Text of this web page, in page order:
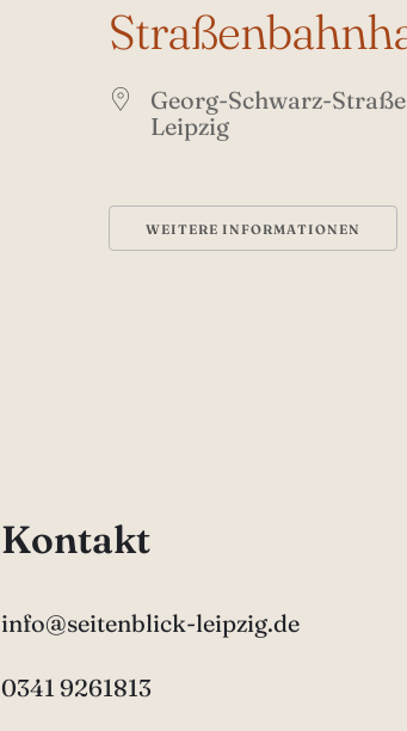
Georg-Schwarz-
Leipzig
WEITERE INFORMATIONEN
Kontakt
info@seitenblick-leipzig.de
0341 9261813